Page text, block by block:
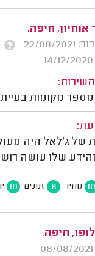
אוחיון, חיפה.
08/2021
מקומות
של ג'לאל היה
שלו עושה
10 מחיר 8 זמנים 10
חיפה.